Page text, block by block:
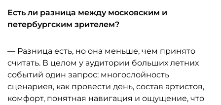
Есть ли разница между московским и
петербургским зрителем?
— Разница есть, но она меньше, чем принято
считать. В целом у аудитории больших летних
событий один запрос: многослойность
сценариев, как провести день, состав артистов,
комфорт, понятная навигация и ощущение, что